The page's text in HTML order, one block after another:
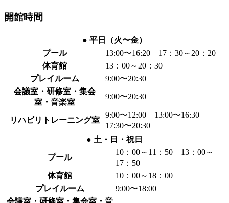
開館時間
● 平日（火〜金）
プール
13:00〜16:20 17：30～20：20
体育館
13：00～20：30
プレイルーム
9:00〜20:30
会議室・研修室・集会
室・音楽室
9:00〜20:30
リハビリトレーニング室
9:00〜12:00 13:00〜16:30
17:30〜20:30
● 土・日・祝日
プール
10：00～11：50 13：00～
17：50
体育館
10：00～18：00
プレイルーム
9:00〜18:00
会議室・研修室・集会室・音